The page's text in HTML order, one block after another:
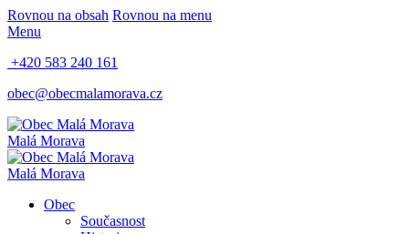
Rovnou na obsah Rovnou na menu
Menu
+420 583 240 161
obec@obecmalamorava.cz
Malá Morava
Malá Morava
Obec
Současnost